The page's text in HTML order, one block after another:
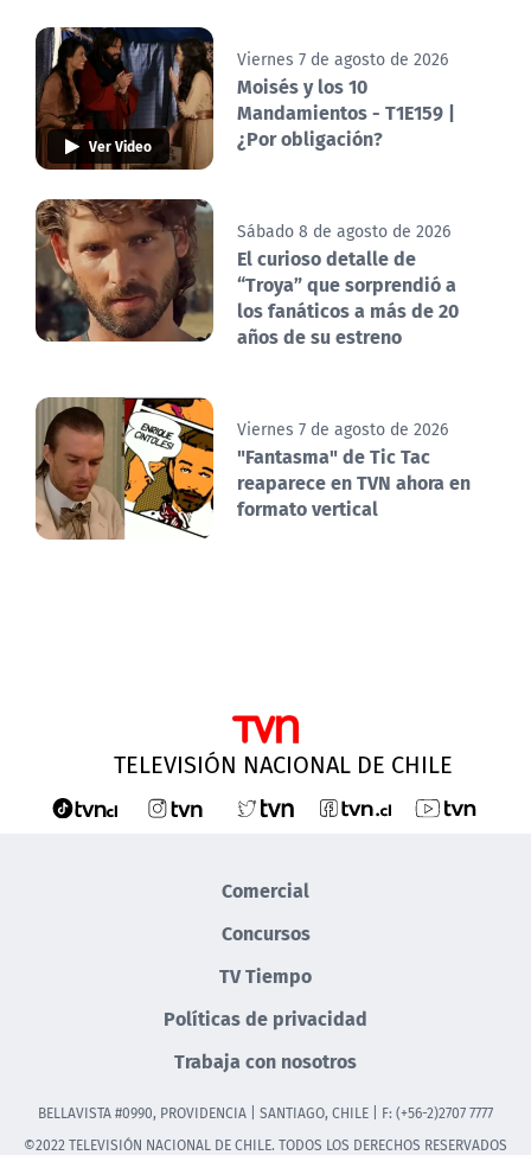
Ver Video
Viernes 7 de agosto de 2026
Moisés y los 10
Mandamientos - T1E159 |
¿Por obligación?
Sábado 8 de agosto de 2026
El curioso detalle de
“Troya” que sorprendió a
los fanáticos a más de 20
años de su estreno
Viernes 7 de agosto de 2026
"Fantasma" de Tic Tac
reaparece en TVN ahora en
formato vertical
TELEVISIÓN NACIONAL DE CHILE
Comercial
Concursos
TV Tiempo
Políticas de privacidad
Trabaja con nosotros
BELLAVISTA #0990, PROVIDENCIA | SANTIAGO, CHILE | F: (+56-2)2707 7777
©2022 TELEVISIÓN NACIONAL DE CHILE. TODOS LOS DERECHOS RESERVADOS